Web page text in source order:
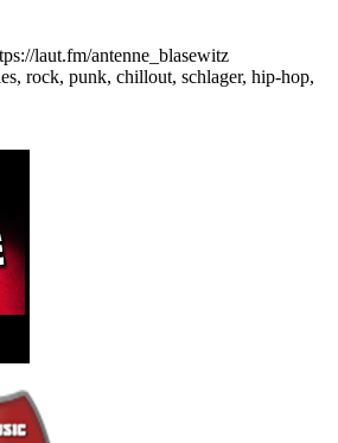
laut.fm/antenne_blasewitz
rock, punk, chillout, schlager, hip-hop,